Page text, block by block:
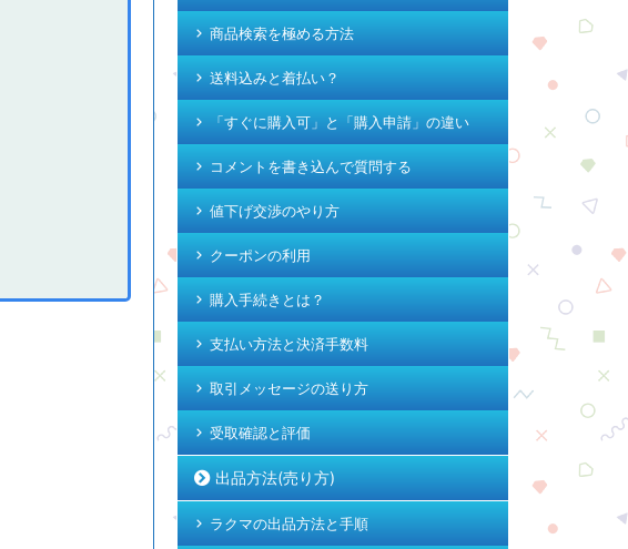
商品検索を極める方法
送料込みと着払い？
「すぐに購入可」と「購入申請」の違い
コメントを書き込んで質問する
値下げ交渉のやり方
クーポンの利用
購入手続きとは？
支払い方法と決済手数料
取引メッセージの送り方
受取確認と評価
出品方法(売り方)
ラクマの出品方法と手順